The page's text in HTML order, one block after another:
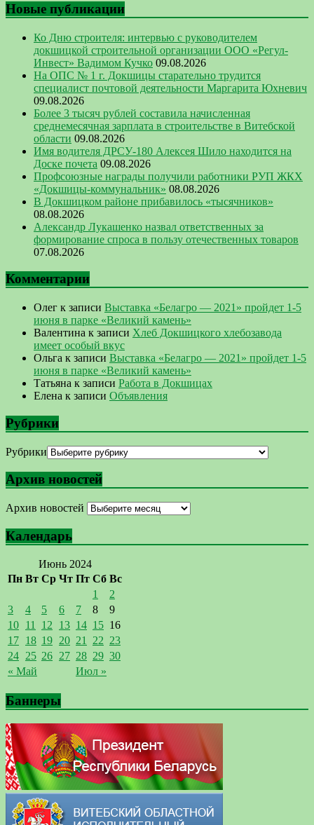
Новые публикации
Ко Дню строителя: интервью с руководителем
докшицкой строительной организации ООО «Регул-
Инвест» Вадимом Кучко 09.08.2026
На ОПС № 1 г. Докшицы старательно трудится
специалист почтовой деятельности Маргарита Юхневич
09.08.2026
Более 3 тысяч рублей составила начисленная
среднемесячная зарплата в строительстве в Витебской
области 09.08.2026
Имя водителя ДРСУ-180 Алексея Шило находится на
Доске почета 09.08.2026
Профсоюзные награды получили работники РУП ЖКХ
«Докшицы-коммунальник» 08.08.2026
В Докшицком районе прибавилось «тысячников»
08.08.2026
Александр Лукашенко назвал ответственных за
формирование спроса в пользу отечественных товаров
07.08.2026
Комментарии
Олег к записи Выставка «Белагро — 2021» пройдет 1-5
июня в парке «Великий камень»
Валентина к записи Хлеб Докшицкого хлебозавода
имеет особый вкус
Ольга к записи Выставка «Белагро — 2021» пройдет 1-5
июня в парке «Великий камень»
Татьяна к записи Работа в Докшицах
Елена к записи Объявления
Рубрики
Рубрики
Архив новостей
Архив новостей
Календарь
Июнь 2024
Пн Вт Ср Чт Пт Сб Вс
« Май Июл »
1
2
3
4 5 6 7 8
9
10 11 12 13 14 15 16
17 18 19 20 21 22 23
24 25 26 27 28 29 30
Баннеры